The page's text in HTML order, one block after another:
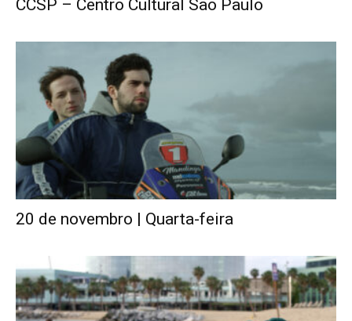
CCSP – Centro Cultural São Paulo
20 de novembro | Quarta-feira